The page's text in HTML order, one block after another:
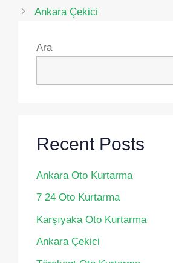
dolaşımı
Ankara Çekici
Ara
Recent Posts
Ankara Oto Kurtarma
7 24 Oto Kurtarma
Karşıyaka Oto Kurtarma
Ankara Çekici